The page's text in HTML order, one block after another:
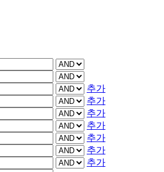
추가
추가
추가
추가
추가
추가
추가